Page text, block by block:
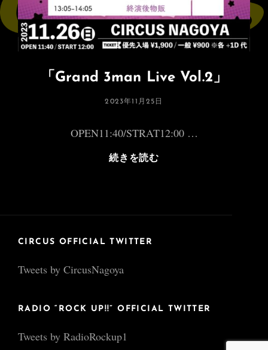
「Grand 3man Live Vol.2」
投
2023年11月25日
OPEN11:40/STRAT12:00 …
続きを読む
CIRCUS OFFICIAL TWITTER
Tweets by CircusNagoya
RADIO “ROCK UP!!” OFFICIAL TWITTER
Tweets by RadioRockup1